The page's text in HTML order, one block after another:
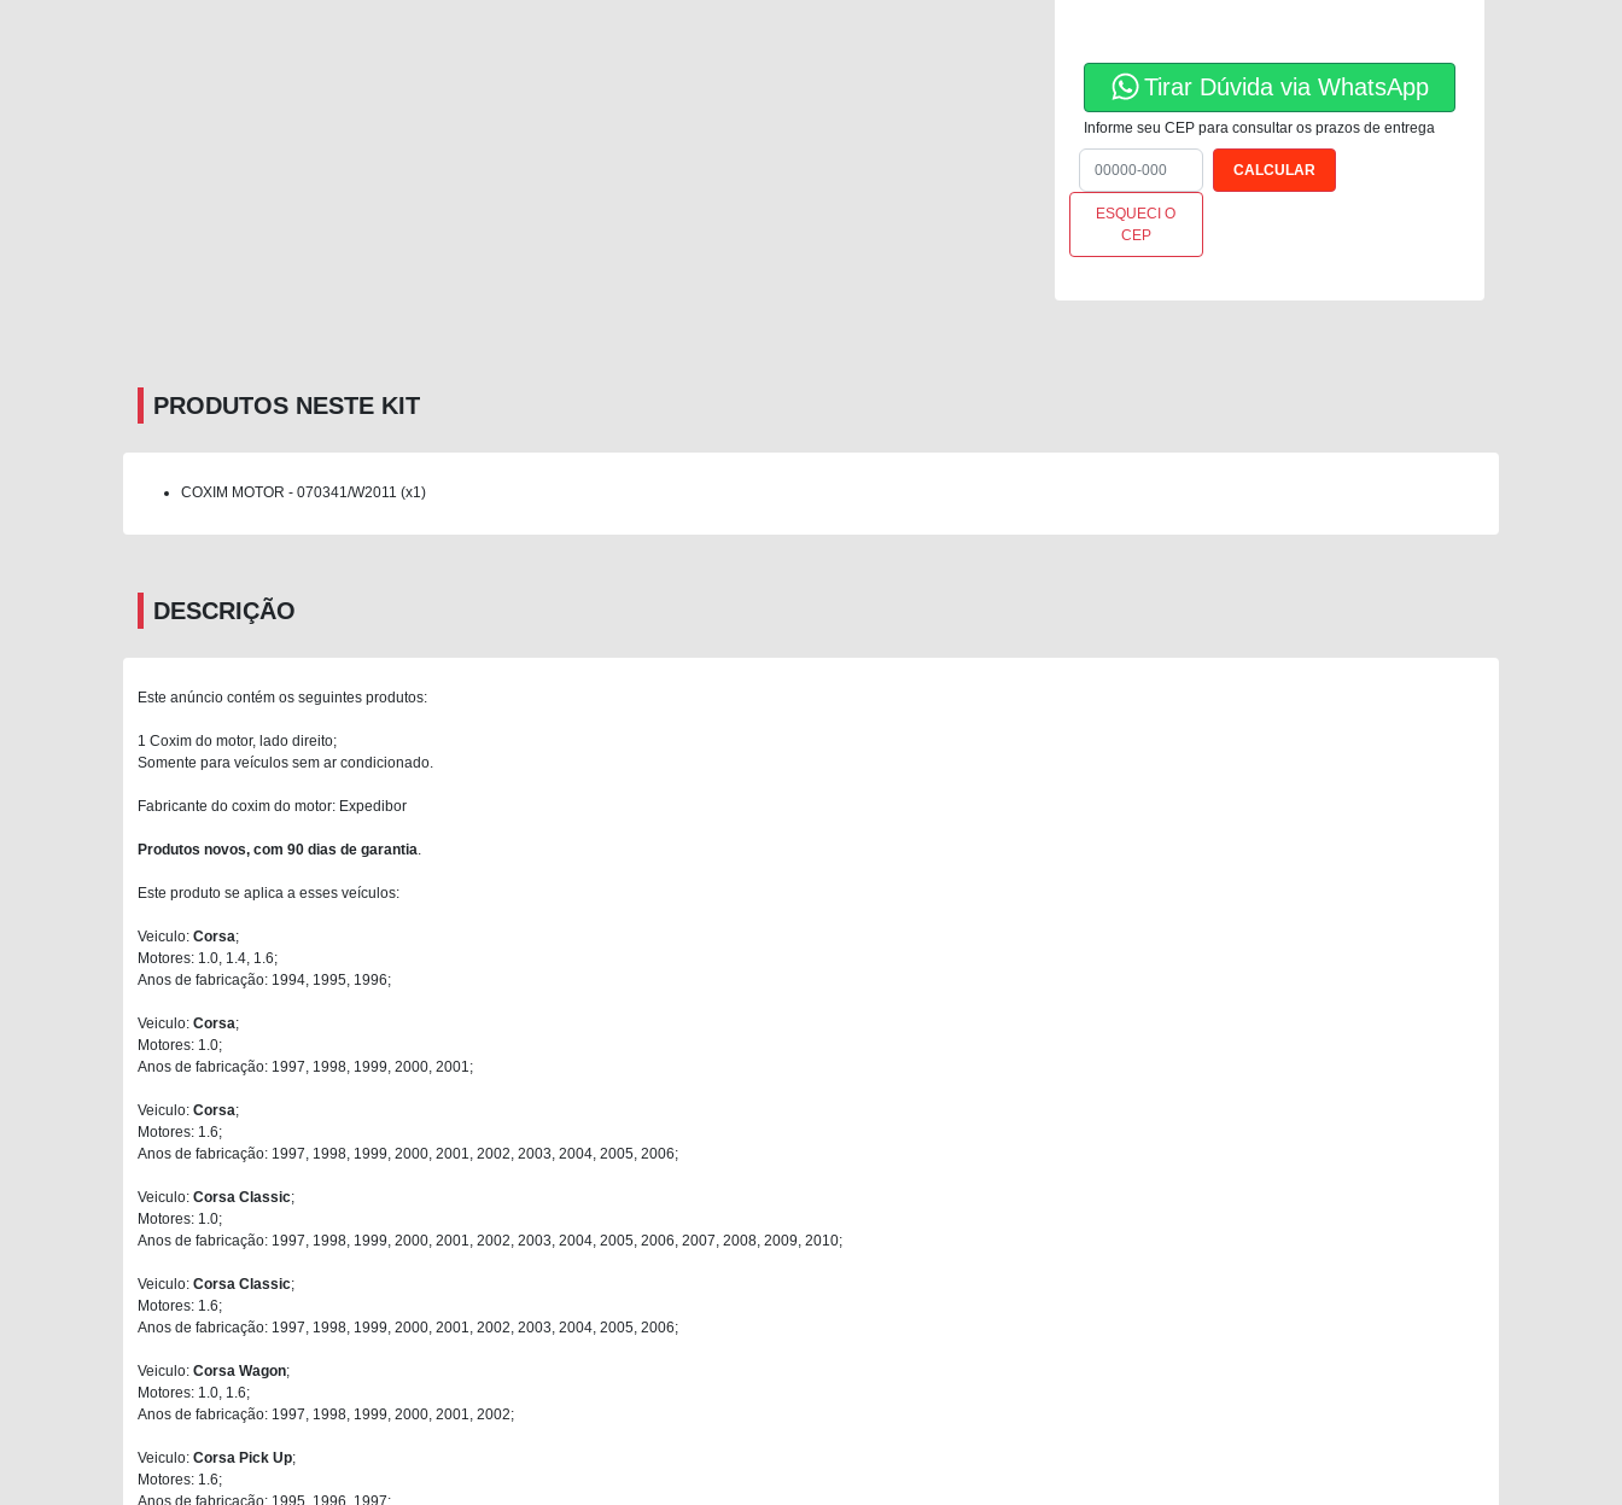
Tirar Dúvida via WhatsApp
Informe seu CEP para consultar os prazos de entrega
ESQUECI O
CEP
PRODUTOS NESTE KIT
COXIM MOTOR - 070341/W2011 (x1)
DESCRIÇÃO
Este anúncio contém os seguintes produtos:
1 Coxim do motor, lado direito;
Somente para veículos sem ar condicionado.
Fabricante do coxim do motor: Expedibor
Produtos novos, com 90 dias de garantia
Este produto se aplica a esses veículos:
Veiculo: Corsa;
Motores: 1.0, 1.4, 1.6;
Anos de fabricação: 1994, 1995, 1996;
Veiculo: Corsa;
Motores: 1.0;
Anos de fabricação: 1997, 1998, 1999, 2000, 2001;
Veiculo: Corsa;
Motores: 1.6;
Anos de fabricação: 1997, 1998, 1999, 2000, 2001, 2002, 2003, 2004, 2005, 2006;
Veiculo: Corsa Classic;
Motores: 1.0;
Anos de fabricação: 1997, 1998, 1999, 2000, 2001, 2002, 2003, 2004, 2005, 2006, 2007, 2008, 2009, 2010;
Veiculo: Corsa Classic;
Motores: 1.6;
Anos de fabricação: 1997, 1998, 1999, 2000, 2001, 2002, 2003, 2004, 2005, 2006;
Veiculo: Corsa Wagon;
Motores: 1.0, 1.6;
Anos de fabricação: 1997, 1998, 1999, 2000, 2001, 2002;
Veiculo: Corsa Pick Up;
Motores: 1.6;
Anos de fabricação: 1995, 1996, 1997;